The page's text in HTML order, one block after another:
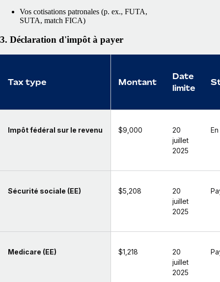
Vos cotisations patronales (p. ex., FUTA,
SUTA, match FICA)
3. Déclaration d'impôt à payer
Tax type Montant
Date
limite
Impôt fédéral sur le revenu $9,000
20
juillet
2025
Sécurité sociale (EE) $5,208
20
juillet
2025
Medicare (EE) $1,218
20
juillet
2025